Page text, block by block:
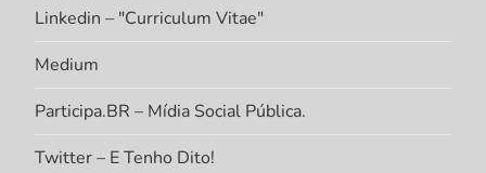
Linkedin – "Curriculum Vitae"
Medium
Participa.BR – Mídia Social Pública.
Twitter – E Tenho Dito!